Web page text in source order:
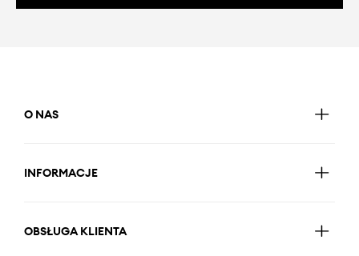
O NAS
INFORMACJE
OBSŁUGA KLIENTA